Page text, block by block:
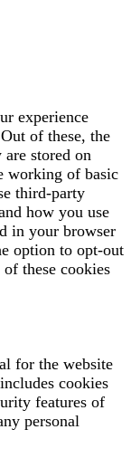
experience
of these, the
are stored on
working of basic
third-party
how you use
in your browser
option to opt-out
these cookies
for the website
cookies
features of
personal